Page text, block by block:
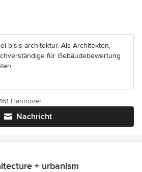
b|s|s architektur. Als Architekten,
für Gebäudebewertung
Nachricht
Hannover
+ urbanism